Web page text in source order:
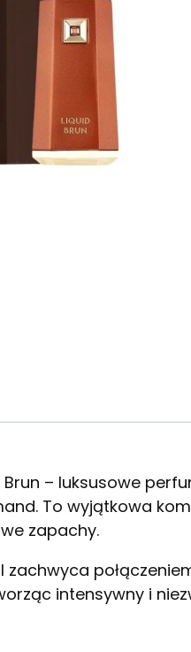
Brun – luksusowe
To wyjątkowa
zapachy.
zachwyca
intensywny i